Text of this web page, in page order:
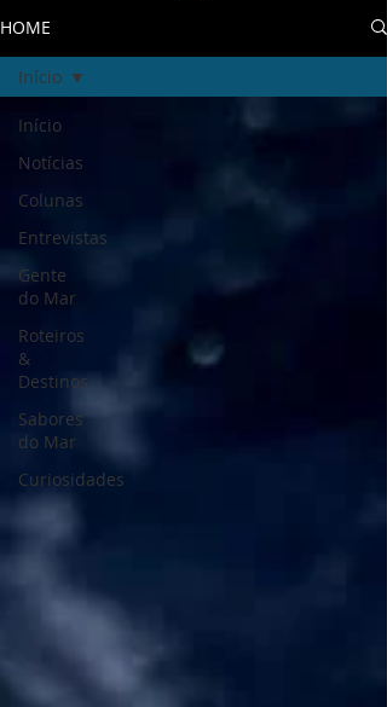
HOME
Início
Notícias
Colunas
Entrevistas
Gente
do Mar
Roteiros
&
Destinos
Sabores
do Mar
Curiosidades
Início